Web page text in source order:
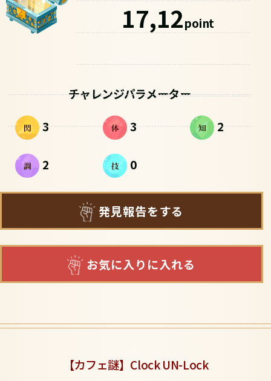
17,12point
チャレンジパラメーター
3
3 2
2 0
発見報告をする
お気に入りに入れる
【カフェ謎】Clock UN-Lock